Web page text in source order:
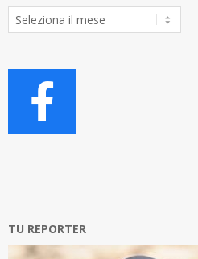
Archivio
Articoli
TU REPORTER